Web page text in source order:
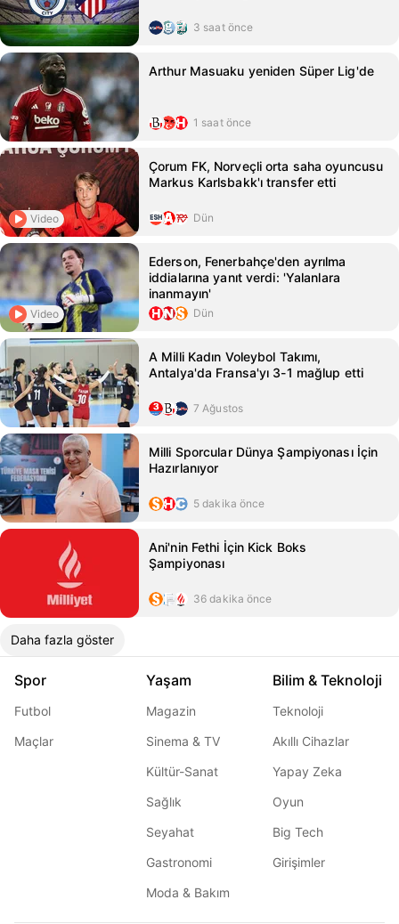
3 saat önce
Arthur Masuaku yeniden Süper Lig'de
1 saat önce
Video
Çorum FK, Norveçli orta saha oyuncusu
Markus Karlsbakk'ı transfer etti
Dün
Video
Ederson, Fenerbahçe'den ayrılma
iddialarına yanıt verdi: 'Yalanlara
inanmayın'
Dün
A Milli Kadın Voleybol Takımı,
Antalya'da Fransa'yı 3-1 mağlup etti
7 Ağustos
Milli Sporcular Dünya Şampiyonası İçin
Hazırlanıyor
5 dakika önce
Ani'nin Fethi İçin Kick Boks
Şampiyonası
36 dakika önce
Daha fazla göster
Spor
Futbol
Maçlar
Yaşam
Magazin
Sinema & TV
Kültür-Sanat
Sağlık
Seyahat
Gastronomi
Moda & Bakım
Bilim & Teknoloji
Teknoloji
Akıllı Cihazlar
Yapay Zeka
Oyun
Big Tech
Girişimler